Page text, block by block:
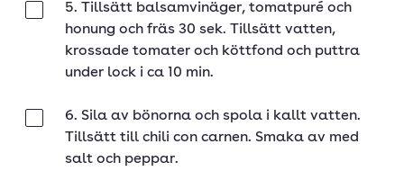
5. Tillsätt balsamvinäger, tomatpuré och
honung och fräs 30 sek. Tillsätt vatten,
krossade tomater och köttfond och puttra
under lock i ca 10 min.
6. Sila av bönorna och spola i kallt vatten.
Tillsätt till chili con carnen. Smaka av med
salt och peppar.